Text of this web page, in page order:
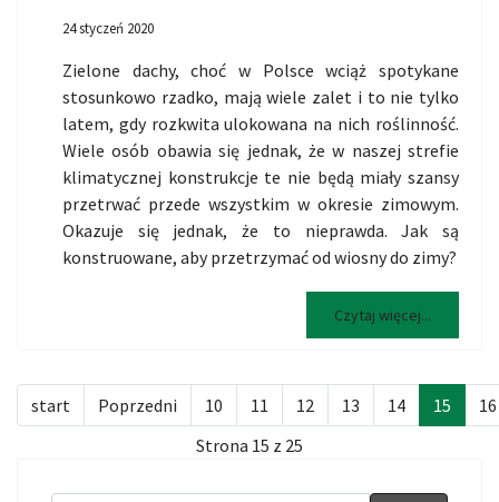
24 styczeń 2020
Zielone dachy, choć w Polsce wciąż spotykane
stosunkowo rzadko, mają wiele zalet i to nie tylko
latem, gdy rozkwita ulokowana na nich roślinność.
Wiele osób obawia się jednak, że w naszej strefie
klimatycznej konstrukcje te nie będą miały szansy
przetrwać przede wszystkim w okresie zimowym.
Okazuje się jednak, że to nieprawda. Jak są
konstruowane, aby przetrzymać od wiosny do zimy?
Czytaj więcej...
start Poprzedni 10 11 12 13 14 15
16
Strona 15 z 25